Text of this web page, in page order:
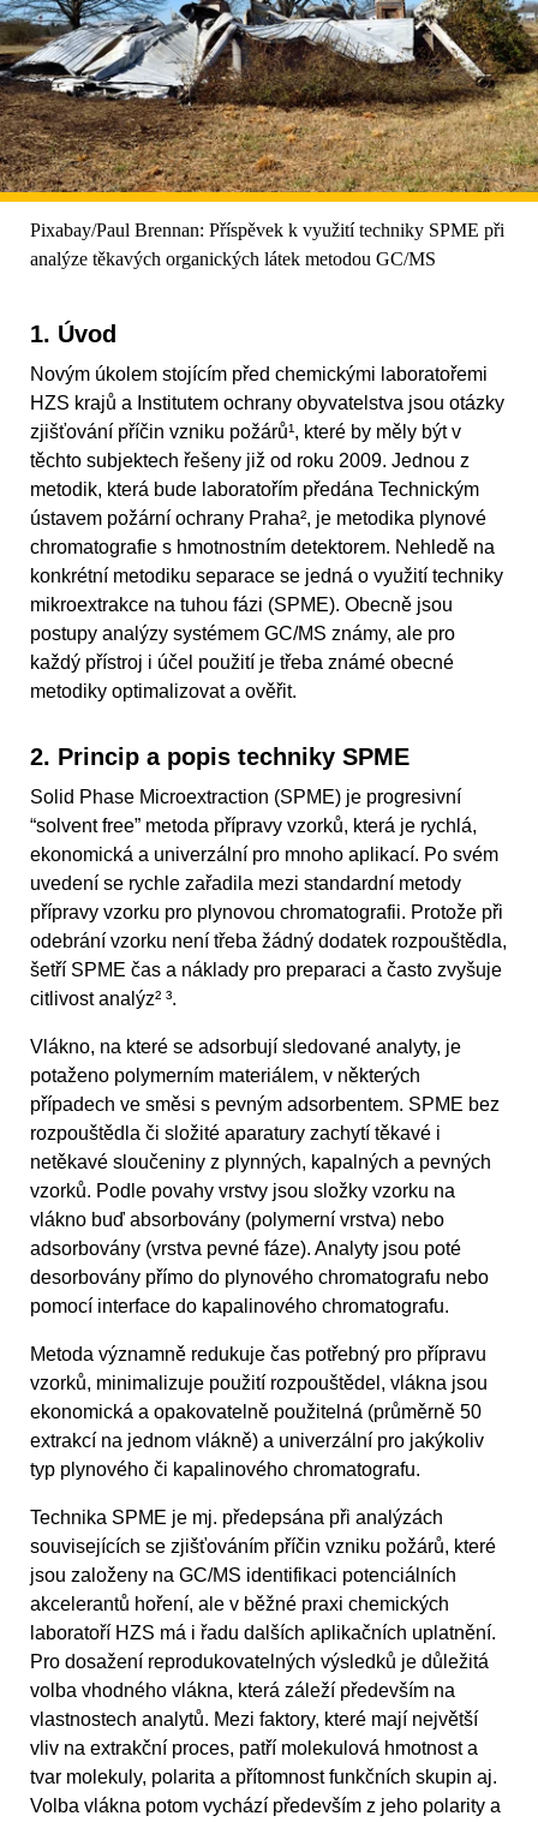
Pixabay/Paul Brennan: Příspěvek k využití techniky SPME při
analýze těkavých organických látek metodou GC/MS
1. Úvod
Novým úkolem stojícím před chemickými laboratořemi
HZS krajů a Institutem ochrany obyvatelstva jsou otázky
zjišťování příčin vzniku požárů¹, které by měly být v
těchto subjektech řešeny již od roku 2009. Jednou z
metodik, která bude laboratořím předána Technickým
ústavem požární ochrany Praha², je metodika plynové
chromatografie s hmotnostním detektorem. Nehledě na
konkrétní metodiku separace se jedná o využití techniky
mikroextrakce na tuhou fázi (SPME). Obecně jsou
postupy analýzy systémem GC/MS známy, ale pro
každý přístroj i účel použití je třeba známé obecné
metodiky optimalizovat a ověřit.
2. Princip a popis techniky SPME
Solid Phase Microextraction (SPME) je progresivní
“solvent free” metoda přípravy vzorků, která je rychlá,
ekonomická a univerzální pro mnoho aplikací. Po svém
uvedení se rychle zařadila mezi standardní metody
přípravy vzorku pro plynovou chromatografii. Protože při
odebrání vzorku není třeba žádný dodatek rozpouštědla,
šetří SPME čas a náklady pro preparaci a často zvyšuje
citlivost analýz² ³.
Vlákno, na které se adsorbují sledované analyty, je
potaženo polymerním materiálem, v některých
případech ve směsi s pevným adsorbentem. SPME bez
rozpouštědla či složité aparatury zachytí těkavé i
netěkavé sloučeniny z plynných, kapalných a pevných
vzorků. Podle povahy vrstvy jsou složky vzorku na
vlákno buď absorbovány (polymerní vrstva) nebo
adsorbovány (vrstva pevné fáze). Analyty jsou poté
desorbovány přímo do plynového chromatografu nebo
pomocí interface do kapalinového chromatografu.
Metoda významně redukuje čas potřebný pro přípravu
vzorků, minimalizuje použití rozpouštědel, vlákna jsou
ekonomická a opakovatelně použitelná (průměrně 50
extrakcí na jednom vlákně) a univerzální pro jakýkoliv
typ plynového či kapalinového chromatografu.
Technika SPME je mj. předepsána při analýzách
souvisejících se zjišťováním příčin vzniku požárů, které
jsou založeny na GC/MS identifikaci potenciálních
akcelerantů hoření, ale v běžné praxi chemických
laboratoří HZS má i řadu dalších aplikačních uplatnění.
Pro dosažení reprodukovatelných výsledků je důležitá
volba vhodného vlákna, která záleží především na
vlastnostech analytů. Mezi faktory, které mají největší
vliv na extrakční proces, patří molekulová hmotnost a
tvar molekuly, polarita a přítomnost funkčních skupin aj.
Volba vlákna potom vychází především z jeho polarity a